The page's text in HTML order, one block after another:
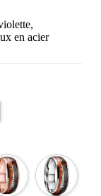
en acier